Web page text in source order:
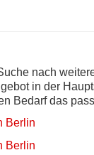
nach
in der
Bedarf das
Berlin
Berlin